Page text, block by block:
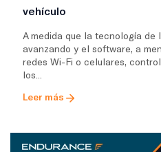
vehículo
A medida que la tecnología de
avanzando y el software, a
redes Wi-Fi o celulares,
los...
Leer más